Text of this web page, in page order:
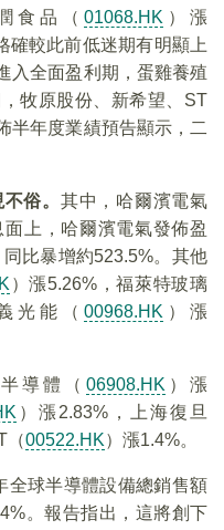
食品（ 01068.HK ）漲
確較此前低迷期有明顯上
入全面盈利期，蛋雞養殖
牧原股份、新希望、ST
半年度業績預告顯示，二
俗。 其中，哈爾濱電氣
上，哈爾濱電氣發佈盈
比暴增約523.5%。其他
）漲5.26%，福萊特玻璃
光能（ 00968.HK ）漲
導體（ 06908.HK ）漲
）漲2.83%，上海復旦
（00522.HK）漲1.4%。
全球半導體設備總銷售額
。報告指出，這將創下